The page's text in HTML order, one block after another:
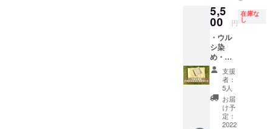
の記入
をお願
いしま
す。
また、
当日参
加はNG
だけど
「縄文
うるし
パー
ク」を
応援し
ルシ染
めの和
紙の糸
をつけ
てお届
けしま
す。 こ
のリ
ターン
品のご
支援金
のうち
刳り
も、
CNC切
削と手
仕上げ
で、て
まひま
をかけ
て丁寧
に作っ
ていま
すの
ブが特
徴の
ヒーメ
ジャー
スプー
ンで
す。持
ち手の
丸み
も、ス
プーン
た、ま
るい黄
色い癒
し系の
植木
鉢。鉢
カバー
として
も。
（鉢の
み。植
物は付
寸：径
9.5 x 深
さ 7.5セ
ンチ
作り
手：奥
久慈漆
生産組
合 素
材 ：
ウルシ
ノキ
5,5
00 円
在庫な
し
・ウル
シ染
め・絞
り染
め 手
ぬぐい
＆ハン
カチ
セット
（送料
支援
者：
5人
お届
け予
定：
2022